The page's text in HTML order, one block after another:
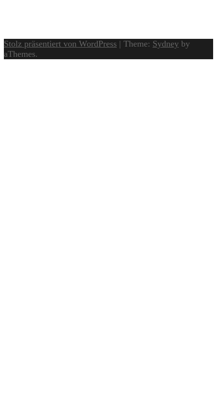
Stolz präsentiert von WordPress | Theme: Sydney by
aThemes.